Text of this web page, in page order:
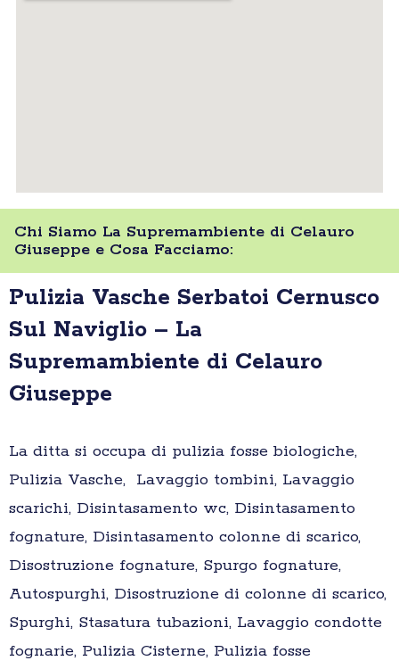
Chi Siamo La Supremambiente di Celauro
Giuseppe e Cosa Facciamo:
Pulizia Vasche Serbatoi Cernusco
Sul Naviglio – La
Supremambiente di Celauro
Giuseppe
La ditta si occupa di pulizia fosse biologiche,
Pulizia Vasche, Lavaggio tombini, Lavaggio
scarichi, Disintasamento wc, Disintasamento
fognature, Disintasamento colonne di scarico,
Disostruzione fognature, Spurgo fognature,
Autospurghi, Disostruzione di colonne di scarico,
Spurghi, Stasatura tubazioni, Lavaggio condotte
fognarie, Pulizia Cisterne, Pulizia fosse